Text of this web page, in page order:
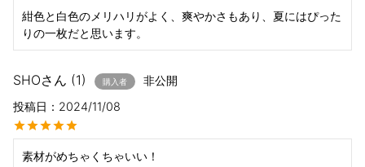
紺色と白色のメリハリがよく、爽やかさもあり、夏にはぴった
りの一枚だと思います。
SHO 1 購入者
非公開
投稿日
2024/11/08
素材がめちゃくちゃいい！